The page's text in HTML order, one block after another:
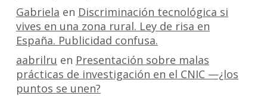
Gabriela en Discriminación tecnológica si
vives en una zona rural. Ley de risa en
España. Publicidad confusa.
aabrilru en Presentación sobre malas
prácticas de investigación en el CNIC —¿los
puntos se unen?